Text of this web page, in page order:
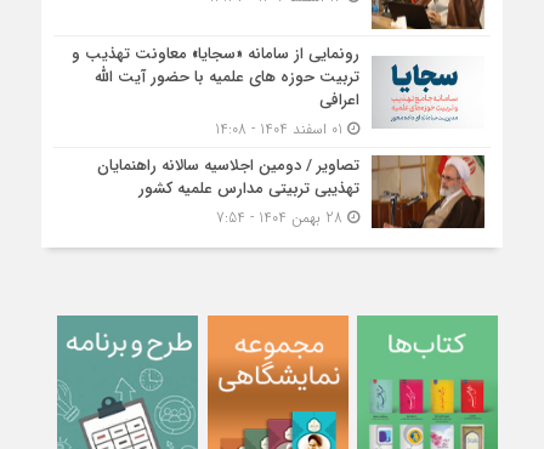
رونمایی از سامانه «سجایا» معاونت تهذیب و
تربیت حوزه‌ های علمیه با حضور آیت الله
اعرافی
تصاویر / دومین اجلاسیه سالانه راهنمایان
تهذیبی تربیتی مدارس علمیه کشور